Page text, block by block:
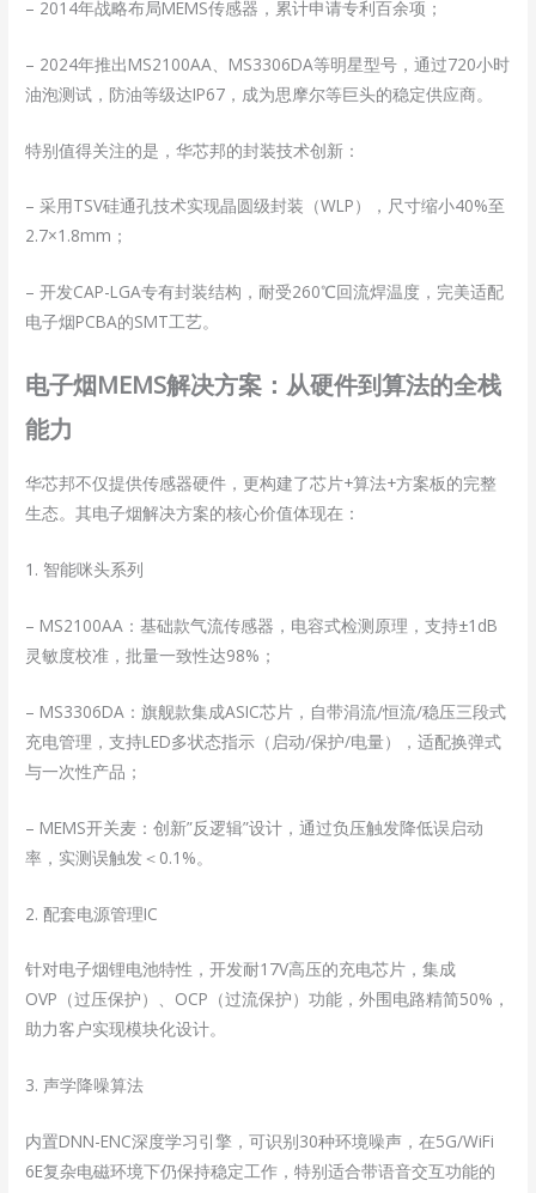
– 2014年战略布局MEMS传感器，累计申请专利百余项；
– 2024年推出MS2100AA、MS3306DA等明星型号，通过720小时
油泡测试，防油等级达IP67，成为思摩尔等巨头的稳定供应商。
特别值得关注的是，华芯邦的封装技术创新：
– 采用TSV硅通孔技术实现晶圆级封装（WLP），尺寸缩小40%至
2.7×1.8mm；
– 开发CAP-LGA专有封装结构，耐受260℃回流焊温度，完美适配
电子烟PCBA的SMT工艺。
电子烟MEMS解决方案：从硬件到算法的全栈
能力
华芯邦不仅提供传感器硬件，更构建了芯片+算法+方案板的完整
生态。其电子烟解决方案的核心价值体现在：
1. 智能咪头系列
– MS2100AA：基础款气流传感器，电容式检测原理，支持±1dB
灵敏度校准，批量一致性达98%；
– MS3306DA：旗舰款集成ASIC芯片，自带涓流/恒流/稳压三段式
充电管理，支持LED多状态指示（启动/保护/电量），适配换弹式
与一次性产品；
– MEMS开关麦：创新”反逻辑”设计，通过负压触发降低误启动
率，实测误触发＜0.1%。
2. 配套电源管理IC
针对电子烟锂电池特性，开发耐17V高压的充电芯片，集成
OVP（过压保护）、OCP（过流保护）功能，外围电路精简50%，
助力客户实现模块化设计。
3. 声学降噪算法
内置DNN-ENC深度学习引擎，可识别30种环境噪声，在5G/WiFi
6E复杂电磁环境下仍保持稳定工作，特别适合带语音交互功能的